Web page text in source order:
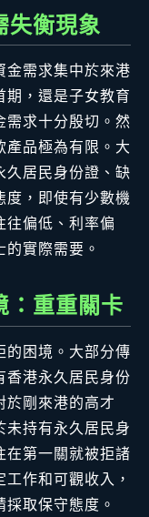
失衡現象
金需求集中於來港
期，還是子女教育
需求十分殷切。然
產品極為有限。大
久居民身份證、缺
度，即使有少數機
往偏低、利率偏
實際需要。
：重重關卡
的困境。大部分傳
香港永久居民身份
於剛來港的高才
未持有永久居民身
在第一關就被拒諸
作和可觀收入，
取保守態度。